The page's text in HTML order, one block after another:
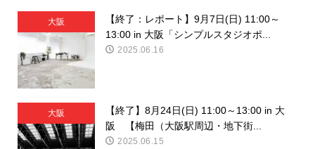
大阪
【終了：レポート】9月7日(日) 11:00～
13:00 in 大阪「シンプルスタジオポ...
2025.06.16
大阪
【終了】8月24日(日) 11:00～13:00 in 大
阪 【梅田（大阪駅周辺・地下街...
2025.06.15